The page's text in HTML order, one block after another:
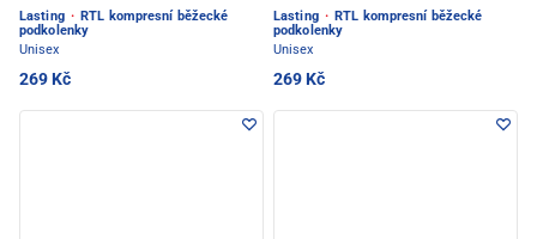
Lasting · RTL kompresní běžecké
podkolenky
Unisex
269 Kč
Lasting · RTL kompresní běžecké
podkolenky
Unisex
269 Kč